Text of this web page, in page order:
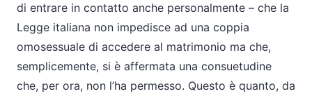
di entrare in contatto anche personalmente – che la
Legge italiana non impedisce ad una coppia
omosessuale di accedere al matrimonio ma che,
semplicemente, si è affermata una consuetudine
che, per ora, non l’ha permesso. Questo è quanto, da